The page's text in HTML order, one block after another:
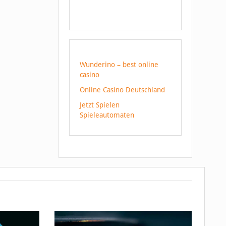
Wunderino – best online
casino
Online Casino Deutschland
Jetzt Spielen
Spieleautomaten